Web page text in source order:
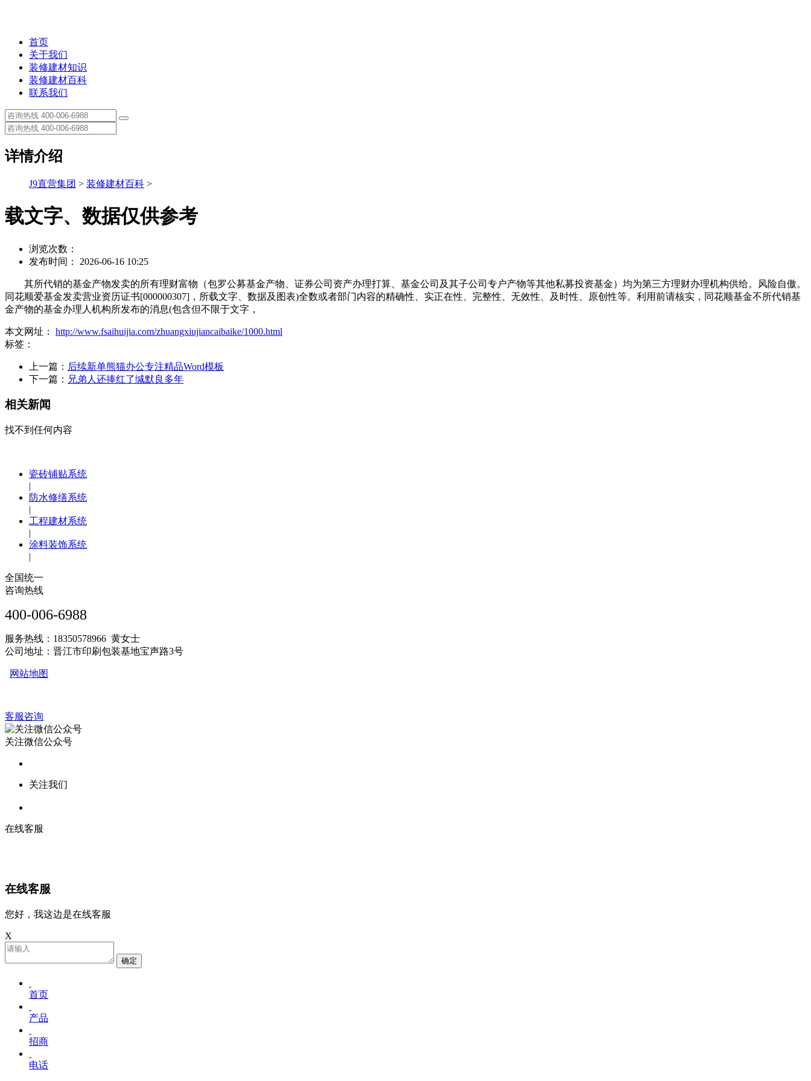
首页
关于我们
装修建材知识
装修建材百科
联系我们
详情介绍
J9直营集团 > 装修建材百科 >
载文字、数据仅供参考
浏览次数：
发布时间： 2026-06-16 10:25
其所代销的基金产物发卖的所有理财富物（包罗公募基金产物、证券公司资产办理打算、基金公司及其子公司专户产物等其他私募投资基金）均为第三方理财办理机构供给。风险自傲。
同花顺爱基金发卖营业资历证书[000000307]，所载文字、数据及图表)全数或者部门内容的精确性、实正在性、完整性、无效性、及时性、原创性等。利用前请核实，同花顺基金不所代销基
金产物的基金办理人机构所发布的消息(包含但不限于文字，
本文网址： http://www.fsaihuijia.com/zhuangxiujiancaibaike/1000.html
标签：
上一篇： 后续新单熊猫办公专注精品Word模板
下一篇： 兄弟人还捧红了缄默良多年
相关新闻
找不到任何内容
瓷砖铺贴系统
|
防水修缮系统
|
工程建材系统
|
涂料装饰系统
|
全国统一
咨询热线
400-006-6988
服务热线：18350578966 黄女士
公司地址：晋江市印刷包装基地宝声路3号
网站地图
客服咨询
关注微信公众号
关注我们
在线客服
在线客服
您好，我这边是在线客服
X
确定
首页
产品
招商
电话